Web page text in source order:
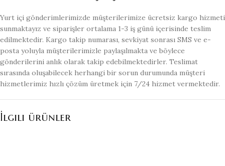
Yurt içi gönderimlerimizde müşterilerimize ücretsiz kargo hizmeti
sunmaktayız ve siparişler ortalama 1-3 iş günü içerisinde teslim
edilmektedir. Kargo takip numarası, sevkiyat sonrası SMS ve e-
posta yoluyla müşterilerimizle paylaşılmakta ve böylece
gönderilerini anlık olarak takip edebilmektedirler. Teslimat
sırasında oluşabilecek herhangi bir sorun durumunda müşteri
hizmetlerimiz hızlı çözüm üretmek için 7/24 hizmet vermektedir.
İlgili ürünler